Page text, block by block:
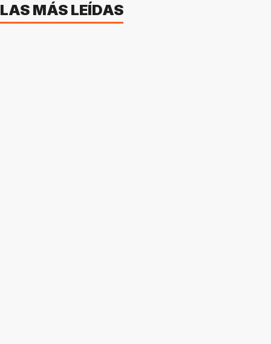
LAS MÁS LEÍDAS